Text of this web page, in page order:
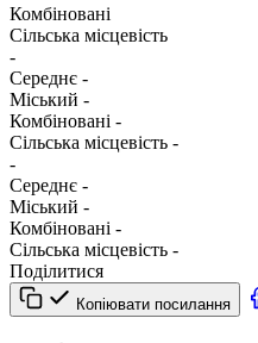
Комбіновані
Сільська місцевість
-
Середнє -
Міський -
Комбіновані -
Сільська місцевість -
-
Середнє -
Міський -
Комбіновані -
Сільська місцевість -
Поділитися
Копіювати посилання